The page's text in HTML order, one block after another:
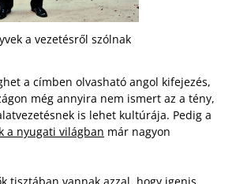
a vezetésről szólnak
a címben olvasható angol kifejezés,
még annyira nem ismert az a tény,
is lehet kultúrája. Pedig a
a nyugati világban már nagyon
tisztában vannak azzal, hogy igenis